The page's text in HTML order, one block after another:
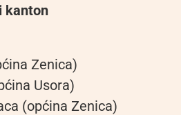
kanton
Zenica)
Usora)
(općina Zenica)